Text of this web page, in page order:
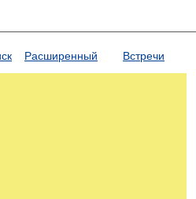
Расширенный Встречи